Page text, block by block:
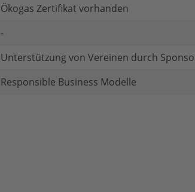
Ökogas Zertifikat vorhanden
-
Unterstützung von Vereinen durch
Responsible Business Modelle